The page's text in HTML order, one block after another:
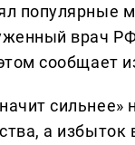
популярные
врач
сообщает
сильнее»
а